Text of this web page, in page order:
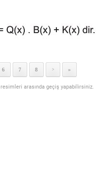
6 7 8 > »
arasında geçiş yapabilirsiniz.